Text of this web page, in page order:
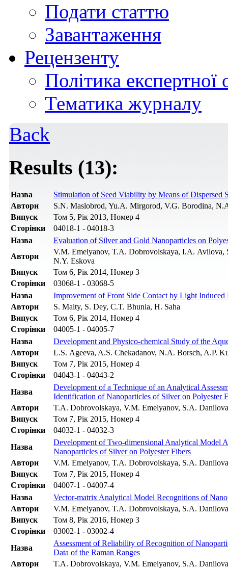
Подати статтю
Завантаження
Рецензенту
Політика експертної
Тематика журналу
Back
Results (13):
Назва
Stimulation of Seed Viability by Means of Dispersed
Автори
S.N. Maslobrod, Yu.A. Mirgorod, V.G. Borodina,
Випуск
Том 5, Рік 2013, Номер 4
Сторінки
04018-1 - 04018-3
Назва
Evaluation of Silver and Gold Nanoparticles on
Автори
V.M. Emelyanov, T.A. Dobrovolskaya, I.A.
N.Y. Eskova
Випуск
Том 6, Рік 2014, Номер 3
Сторінки
03068-1 - 03068-5
Назва
Improvement of Front Side Contact by Light
Автори
S. Maity, S. Dey, C.T. Bhunia, H. Saha
Випуск
Том 6, Рік 2014, Номер 4
Сторінки
04005-1 - 04005-7
Назва
Development and Physico-chemical Study of the
Автори
L.S. Ageeva, A.S. Chekadanov, N.A. Borsch, A.P.
Випуск
Том 7, Рік 2015, Номер 4
Сторінки
04043-1 - 04043-2
Назва
Development of a Technique of an Analytical
Identification of Nanoparticles of Silver on Polyester
Автори
T.A. Dobrovolskaya, V.M. Emelyanov, S.A.
Випуск
Том 7, Рік 2015, Номер 4
Сторінки
04032-1 - 04032-3
Назва
Development of Two-dimensional Analytical Model
Nanoparticles of Silver on Polyester Fibers
Автори
V.M. Emelyanov, T.A. Dobrovolskaya, S.A.
Випуск
Том 7, Рік 2015, Номер 4
Сторінки
04007-1 - 04007-4
Назва
Vector-matrix Analytical Model Recognitions of
Автори
V.M. Emelyanov, T.A. Dobrovolskaya, S.A.
Випуск
Том 8, Рік 2016, Номер 3
Сторінки
03002-1 - 03002-4
Назва
Assessment of Reliability of Recognition of
Data of the Raman Ranges
Автори
T.A. Dobrovolskaya, V.M. Emelyanov, S.A.